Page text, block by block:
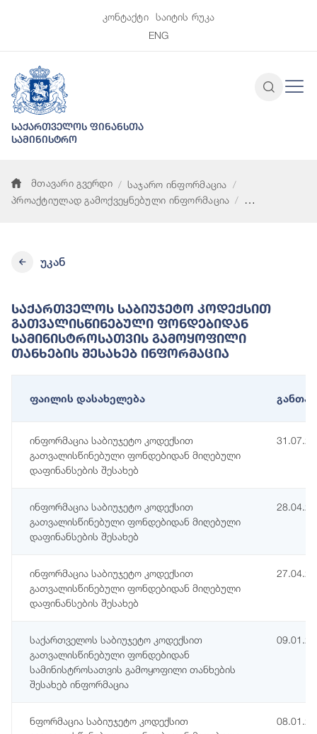
კონტაქტი
საიტის რუკა
ENG
საქართველოს ფინანსთა
სამინისტრო
მთავარი გვერდი
საჯარო ინფორმაცია
პროაქტიულად გამოქვეყნებული ინფორმაცია
უკან
Საქართველოს Საბიუჯეტო Კოდექსით
Გათვალისწინებული Ფონდებიდან
Სამინისტროსათვის Გამოყოფილი
Თანხების Შესახებ Ინფორმაცია
ფაილის დასახელება
ინფორმაცია საბიუჯეტო კოდექსით
გათვალისწინებული ფონდებიდან მიღებული
დაფინანსების შესახებ
ინფორმაცია საბიუჯეტო კოდექსით
გათვალისწინებული ფონდებიდან მიღებული
დაფინანსების შესახებ
ინფორმაცია საბიუჯეტო კოდექსით
გათვალისწინებული ფონდებიდან მიღებული
დაფინანსების შესახებ
საქართველოს საბიუჯეტო კოდექსით
გათვალისწინებული ფონდებიდან
სამინისტროსათვის გამოყოფილი თანხების
შესახებ ინფორმაცია
ნფორმაცია საბიუჯეტო კოდექსით